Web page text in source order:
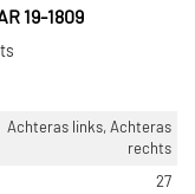
19-1809
Achteras links, Achteras
rechts
27